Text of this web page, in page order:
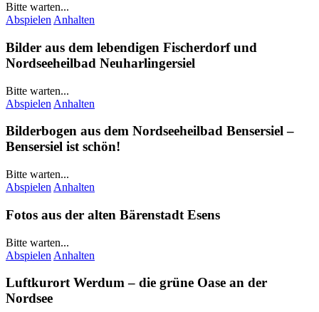
Bitte warten...
Abspielen Anhalten
Bilder aus dem lebendigen Fischerdorf und
Nordseeheilbad Neuharlingersiel
Bitte warten...
Abspielen Anhalten
Bilderbogen aus dem Nordseeheilbad Bensersiel–
Bensersiel ist schön!
Bitte warten...
Abspielen Anhalten
Fotos aus der alten Bärenstadt Esens
Bitte warten...
Abspielen Anhalten
LuftkurortWerdum– die grüne Oase an der
Nordsee